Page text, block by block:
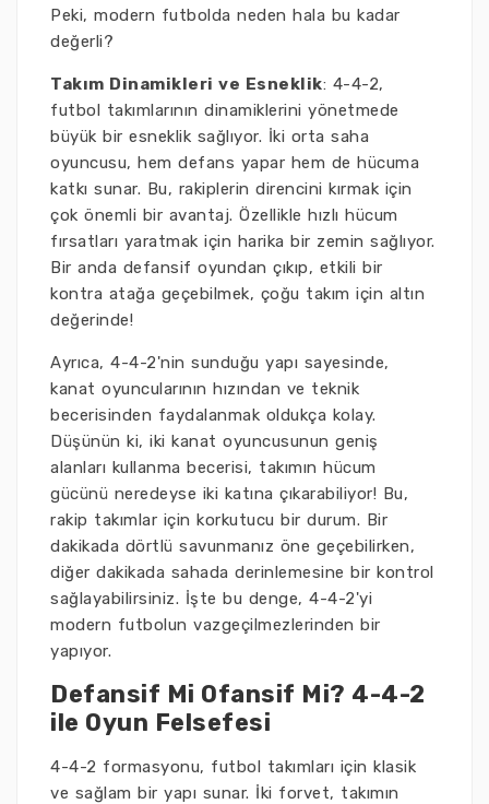
Peki, modern futbolda neden hala bu kadar
değerli?
Takım Dinamikleri ve Esneklik: 4-4-2,
futbol takımlarının dinamiklerini yönetmede
büyük bir esneklik sağlıyor. İki orta saha
oyuncusu, hem defans yapar hem de hücuma
katkı sunar. Bu, rakiplerin direncini kırmak için
çok önemli bir avantaj. Özellikle hızlı hücum
fırsatları yaratmak için harika bir zemin sağlıyor.
Bir anda defansif oyundan çıkıp, etkili bir
kontra atağa geçebilmek, çoğu takım için altın
değerinde!
Ayrıca, 4-4-2'nin sunduğu yapı sayesinde,
kanat oyuncularının hızından ve teknik
becerisinden faydalanmak oldukça kolay.
Düşünün ki, iki kanat oyuncusunun geniş
alanları kullanma becerisi, takımın hücum
gücünü neredeyse iki katına çıkarabiliyor! Bu,
rakip takımlar için korkutucu bir durum. Bir
dakikada dörtlü savunmanız öne geçebilirken,
diğer dakikada sahada derinlemesine bir kontrol
sağlayabilirsiniz. İşte bu denge, 4-4-2'yi
modern futbolun vazgeçilmezlerinden bir
yapıyor.
Defansif Mi Ofansif Mi? 4-4-2
ile Oyun Felsefesi
4-4-2 formasyonu, futbol takımları için klasik
ve sağlam bir yapı sunar. İki forvet, takımın